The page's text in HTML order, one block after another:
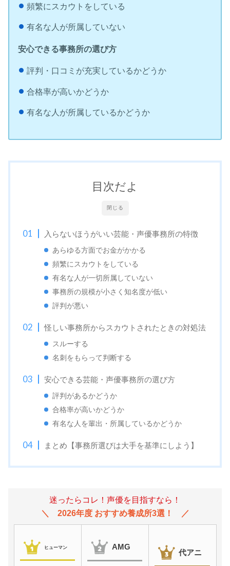
頻繁にスカウトをしている
有名な人が所属していない
安心できる事務所の選び方
評判・口コミが充実しているかどうか
合格率が高いかどうか
有名な人が所属しているかどうか
閉じる
目次だよ
入らないほうがいい芸能・声優事務所の特徴
あらゆる方面でお金がかかる
頻繁にスカウトをしている
有名な人が一切所属していない
事務所の規模が小さく知名度が低い
評判が悪い
怪しい事務所からスカウトされたときの対処法
スルーする
名刺をもらって判断する
安心できる芸能・声優事務所の選び方
評判があるかどうか
合格率が高いかどうか
有名な人を輩出・所属しているかどうか
まとめ【事務所選びは大手を基準にしよう】
迷ったらコレ！声優を目指すなら！
2026年度 おすすめ養成所3選！
ヒューマン AMG
代アニ